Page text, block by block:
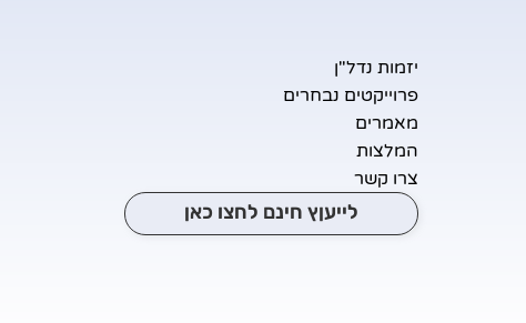
יזמות נדל"ן
פרוייקטים נבחרים
מאמרים
המלצות
צרו קשר
לייעןץ חינם לחצו כאן